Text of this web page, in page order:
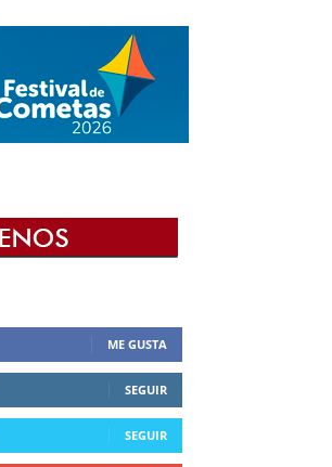
ME GUSTA
SEGUIR
SEGUIR